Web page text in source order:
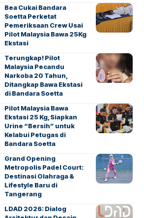
Bea Cukai Bandara
Soetta Perketat
Pemeriksaan Crew Usai
Pilot Malaysia Bawa 25Kg
Ekstasi
Terungkap! Pilot
Malaysia Pecandu
Narkoba 20 Tahun,
Ditangkap Bawa Ekstasi
di Bandara Soetta
Pilot Malaysia Bawa
Ekstasi 25 Kg, Siapkan
Urine “Bersih” untuk
Kelabui Petugas di
Bandara Soetta
Grand Opening
Metropolis Padel Court:
Destinasi Olahraga &
Lifestyle Baru di
Tangerang
LDAD 2026: Dialog